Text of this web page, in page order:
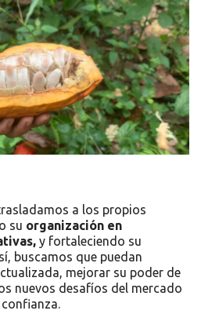
a los propios
su organización en
y fortaleciendo su
buscamos que puedan
mejorar su poder de
nuevos desafíos del mercado